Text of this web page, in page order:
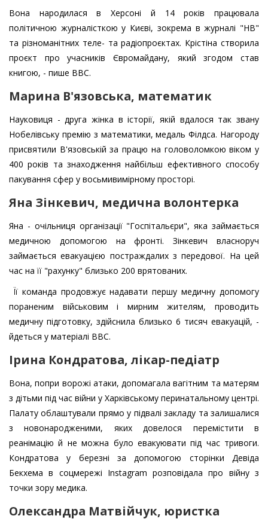
Вона народилася в Херсоні й 14 років працювала
політичною журналісткою у Києві, зокрема в журналі "НВ"
та різноманітних теле- та радіопроєктах. Крістіна створила
проєкт про учасників Євромайдану, який згодом став
книгою, - пише ВВС.
Марина В'язовська, математик
Науковиця - друга жінка в історії, якій вдалося так звану
Нобелівську премію з математики, медаль Філдса. Нагороду
присвятили В'язовській за працю на головоломкою віком у
400 років та знаходження найбільш ефективного способу
пакування сфер у восьмивимірному просторі.
Яна Зінкевич, медична волонтерка
Яна - очільниця організації "Госпітальєри", яка займається
медичною допомогою на фронті. Зінкевич власноруч
займається евакуацією постраждалих з передової. На цей
час на її "рахунку" близько 200 врятованих.
Її команда продовжує надавати першу медичну допомогу
пораненим військовим і мирним жителям, проводить
медичну підготовку, здійснила близько 6 тисяч евакуацій, -
йдеться у матеріалі ВВС.
Ірина Кондратова, лікар-педіатр
Вона, попри ворожі атаки, допомагала вагітним та матерям
з дітьми під час війни у Харківському перинатальному центрі.
Палату облаштували прямо у підвалі закладу та залишалися
з новонародженими, яких довелося перемістити в
реанімацію й не можна було евакуювати під час тривоги.
Кондратова у березні за допомогою сторінки Девіда
Бекхема в соцмережі Instagram розповідала про війну з
точки зору медика.
Олександра Матвійчук, юристка